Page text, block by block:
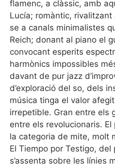
flamenc, a clàssic, amb
Lucía; romàntic,
se a canals minimalistes
Reich; donant al piano el
convocant esperits
harmònics impossibles
davant de pur jazz
d’exploració del so, dels
música tinga el valor
irrepetible. Gran entre els
entre els revolucionaris.
la categoria de mite, molt
El Tiempo por Testigo, del
s’assenta sobre les línies